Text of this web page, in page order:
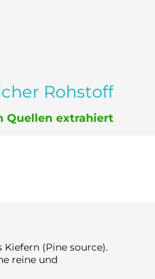
Rohstoff
Quellen extrahiert
(Pine source).
reine und